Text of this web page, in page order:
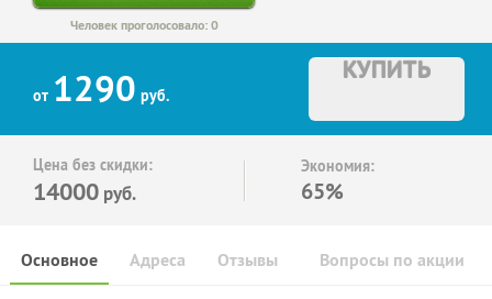
Человек проголосовало: 0
от 1290 руб.
КУПИТЬ
Цена без скидки:
14000 руб.
Экономия:
65%
Основное Отзывы Вопросы по акции
Адреса